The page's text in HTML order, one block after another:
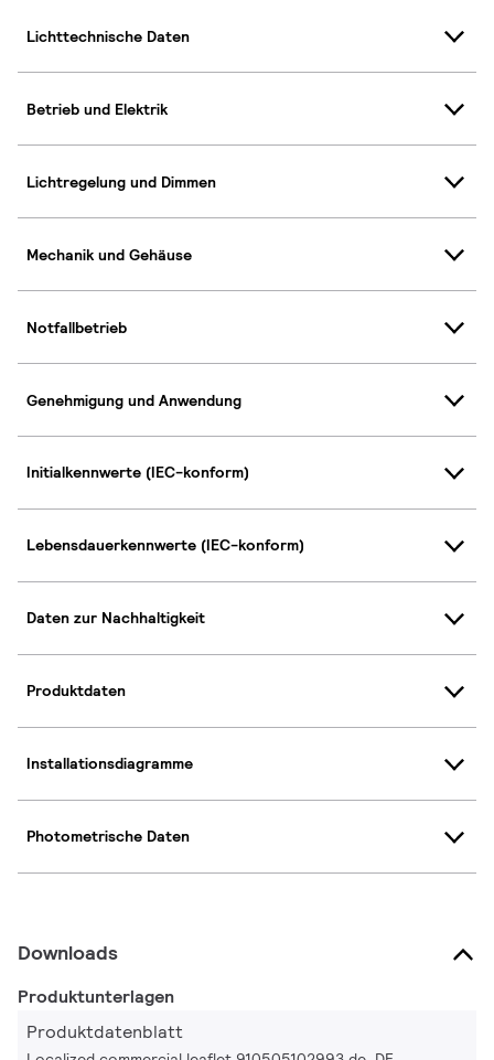
Lichttechnische Daten
Betrieb und Elektrik
Lichtregelung und Dimmen
Mechanik und Gehäuse
Notfallbetrieb
Genehmigung und Anwendung
Initialkennwerte (IEC-konform)
Lebensdauerkennwerte (IEC-konform)
Daten zur Nachhaltigkeit
Produktdaten
Installationsdiagramme
Photometrische Daten
Downloads
Produktunterlagen
Produktdatenblatt